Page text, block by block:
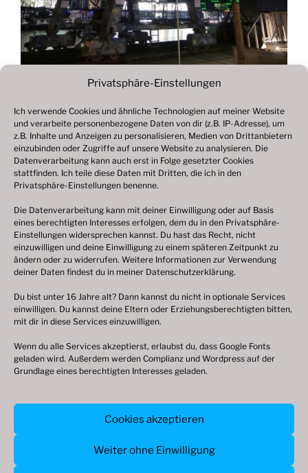
Privatsphäre-Einstellungen
Ich verwende Cookies und ähnliche Technologien auf meiner Website
und verarbeite personenbezogene Daten von dir (z.B. IP-Adresse), um
z.B. Inhalte und Anzeigen zu personalisieren, Medien von Drittanbietern
einzubinden oder Zugriffe auf unsere Website zu analysieren. Die
Datenverarbeitung kann auch erst in Folge gesetzter Cookies
stattfinden. Ich teile diese Daten mit Dritten, die ich in den
Privatsphäre-Einstellungen benenne.
Die Datenverarbeitung kann mit deiner Einwilligung oder auf Basis
eines berechtigten Interesses erfolgen, dem du in den Privatsphäre-
Einstellungen widersprechen kannst. Du hast das Recht, nicht
einzuwilligen und deine Einwilligung zu einem späteren Zeitpunkt zu
ändern oder zu widerrufen. Weitere Informationen zur Verwendung
deiner Daten findest du in meiner Datenschutzerklärung.
Du bist unter 16 Jahre alt? Dann kannst du nicht in optionale Services
einwilligen. Du kannst deine Eltern oder Erziehungsberechtigten bitten,
mit dir in diese Services einzuwilligen.
Wenn du alle Services akzeptierst, erlaubst du, dass Google Fonts
geladen wird. Außerdem werden Complianz und Wordpress auf der
Grundlage eines berechtigten Interesses geladen.
Cookies akzeptieren
Weiter ohne Einwilligung
Beitragsnavigation
Vorheriger
Beitrag
Fotogalerie 2021
© 2003 – 2025 nilsbenthien.de,Datenschutzerklärung
|Cookie-Richtlinie EU|Impressum
© 2003 – 2026 nilsbenthien.de,
Datenschutzerkärung|Cookie-Richtlinie